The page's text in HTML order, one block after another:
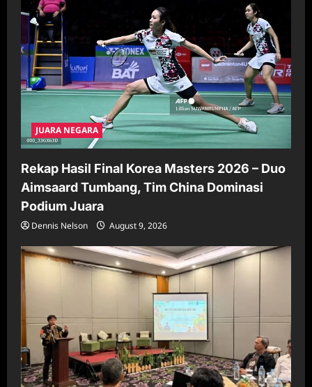
JUARA NEGARA
Rekap Hasil Final Korea Masters 2026 – Duo
Aimsaard Tumbang, Tim China Dominasi
Podium Juara
Dennis Nelson August 9, 2026